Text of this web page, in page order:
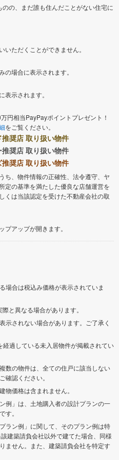
の、まだ誰も住んだことがない住宅に
ただくことができません。
場合に表示されます。
示されます。
円相当PayPayポイントプレゼント！
をご覧ください。
推奨店 取り扱い物件
推奨店 取り扱い物件
推奨店 取り扱い物件
ち、物件情報の正確性、法令遵守、ヤ
定の基準を満たした優良な店舗運営を
くは当該認定を受けた不動産会社の取
アップが開きます。
場合は税込み価格が表示されていま
と異なる場合があります。
示されない場合があります。ご了承く
経過している未入居物件が掲載されてい
数の物件は、全ての住戸に該当しない
確認ください。
物価格は含まれません。
例」は、土地購入者の設計プランの一
す。
ラン例」に関して、そのプラン例は特
建築請負会社以外で建てた場合、同様
ません。また、建築請負会社を特定す